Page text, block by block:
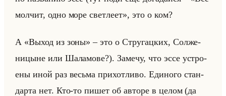
молчит, одно море светлеет», это о ком?
А «Выход из зоны» – это о Стру­гац­ких, Сол­же­
ни­цыне или Ша­ла­мо­ве?). За­ме­чу, что эссе устро­
ены иной раз весьма при­хот­ли­во. Еди­но­го стан­
дар­та нет. Кто-то пишет об ав­то­ре в целом (да